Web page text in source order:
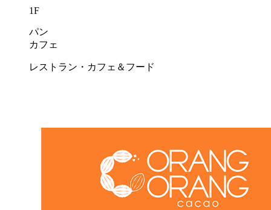
1F
パン
カフェ
レストラン・カフェ＆フード